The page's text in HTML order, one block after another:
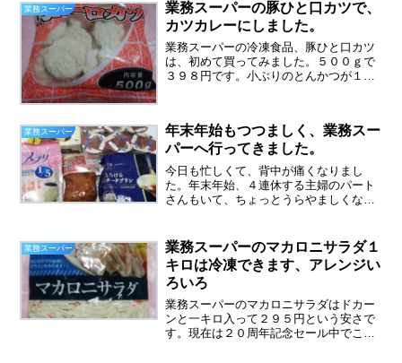
れてしまいます。業務スーパー逗子店は
穴場？年末なのにガラガラに...
業務スーパー
業務スーパーの豚ひと口カツで、
カツカレーにしました。
業務スーパーの冷凍食品、豚ひと口カツ
は、初めて買ってみました。５００ｇで
３９８円です。小ぶりのとんかつが１５
は、業務スーパーならではで...
業務スーパー
年末年始もつつましく、業務スー
パーへ行ってきました。
今日も忙しくて、背中が痛くなりまし
た。年末年始、４連休する主婦のパート
さんもいて、ちょっとうらやましくなっ
ところもないとすると、かえって孤独を
感じてしまうかもしれないの...
業務スーパー
業務スーパーのマカロニサラダ１
キロは冷凍できます、アレンジい
ろいろ
業務スーパーのマカロニサラダはドカー
ンと一キロ入って２９５円という安さで
す。現在は２０周年記念セール中でこの